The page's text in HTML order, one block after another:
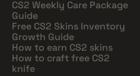
CS2 Weekly Care Package
Guide
Free CS2 Skins Inventory
Growth Guide
How to earn CS2 skins
How to craft free CS2
knife